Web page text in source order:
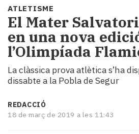
Societat
Política
i
municipis
Economia
turisme
Esports
Mai
ATLETISME
El Mater
en una nova
l’Olimpíada
La clàssica prova atlètica s’ha
dissabte a la Pobla de Segur
REDACCIÓ
18 de març de 2019 a les 11:43